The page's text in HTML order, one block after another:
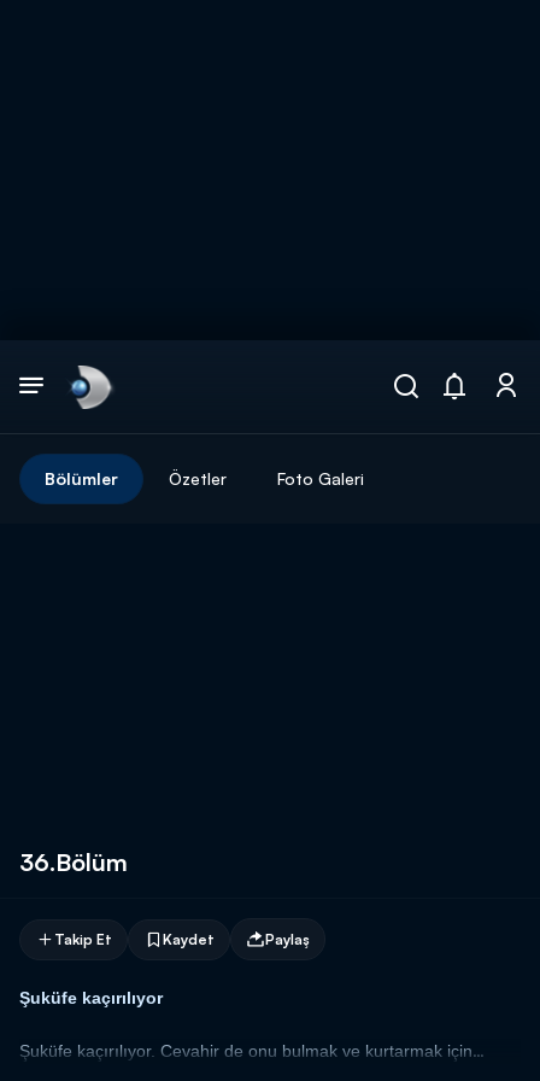
Bölümler Özetler Foto Galeri
36.Bölüm
Takip Et Kaydet Paylaş
Şuküfe kaçırılıyor
Şuküfe kaçırılıyor. Cevahir de onu bulmak ve kurtarmak için